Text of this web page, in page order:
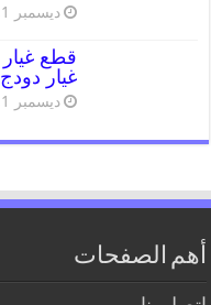
ديسمبر 1, 2023
غيار دودج
ديسمبر 1, 2023
أهم الصفحات